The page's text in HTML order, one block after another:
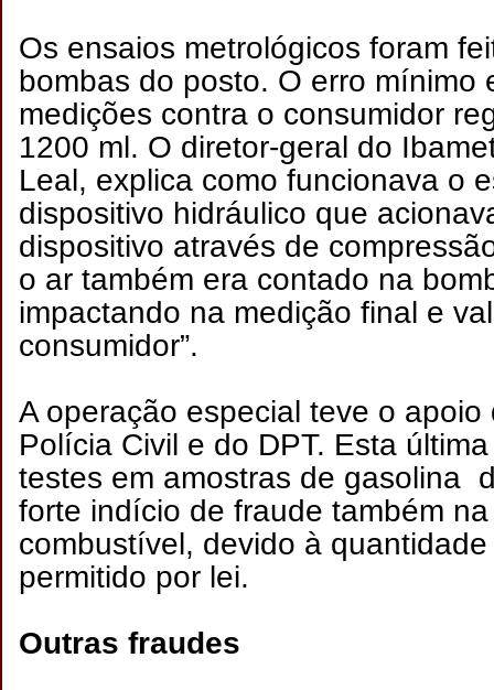
Os ensaios metrológicos foram
bombas do posto. O erro mínimo
medições contra o consumidor
1200 ml. O diretor-geral do
Leal, explica como funcionava o
dispositivo hidráulico que
dispositivo através de
o ar também era contado na
impactando na medição final e
consumidor”.
A operação especial teve o
Polícia Civil e do DPT. Esta
testes em amostras de gasolina
forte indício de fraude também
combustível, devido à
permitido por lei.
Outras fraudes